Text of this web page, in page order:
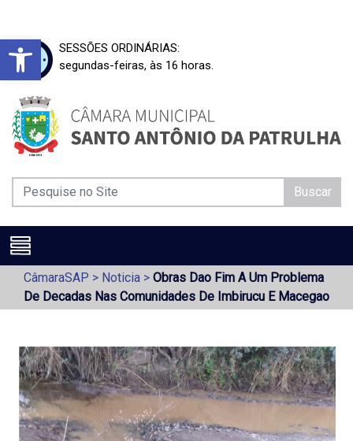
Barra de Ferramentas Aberta
SESSÕES ORDINÁRIAS:
segundas-feiras, às 16 horas.
Buscar
CâmaraSAP > Noticia > Obras Dao Fim A Um Problema
De Decadas Nas Comunidades De Imbirucu E Macegao